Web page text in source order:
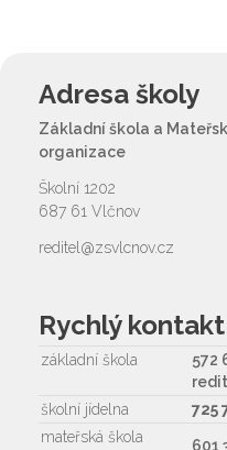
Adresa školy
Základní škola a
organizace
Školní 1202
687 61 Vlčnov
reditel@zsvlcnov.cz
Rychlý kontakt
základní škola
572
školní jídelna
725
mateřská škola
601